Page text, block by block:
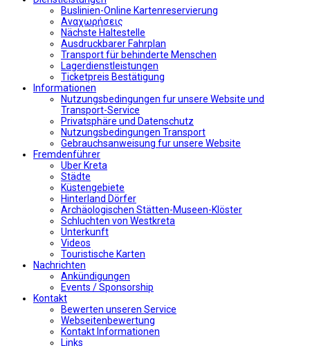
Buslinien-Online Kartenreservierung
Αναχωρήσεις
Nächste Haltestelle
Αusdruckbarer Fahrplan
Transport für behinderte Menschen
Lagerdienstleistungen
Ticketpreis Bestätigung
Informationen
Nutzungsbedingungen fur unsere Website und
Transport-Service
Privatsphäre und Datenschutz
Nutzungsbedingungen Transport
Gebrauchsanweisung fur unsere Website
Fremdenführer
Uber Kreta
Städte
Küstengebiete
Hinterland Dörfer
Archäologischen Stätten-Museen-Klöster
Schluchten von Westkreta
Unterkunft
Videos
Touristische Karten
Nachrichten
Ankündigungen
Events / Sponsorship
Kontakt
Bewerten unseren Service
Webseitenbewertung
Kontakt Informationen
Links